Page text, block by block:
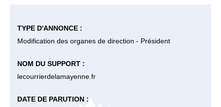
TYPE D'ANNONCE :
Modification des organes de direction - Président
NOM DU SUPPORT :
lecourrierdelamayenne.fr
DATE DE PARUTION :